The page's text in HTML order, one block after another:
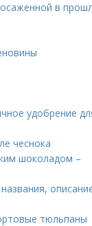
в
удобрение
чеснока
шоколадом –
тюльпаны